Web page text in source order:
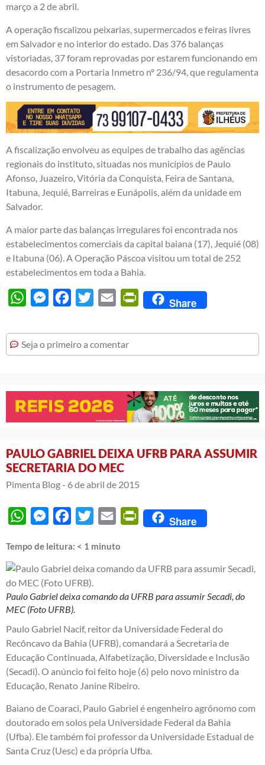
março a 2 de abril.
A operação fiscalizou peixarias, supermercados e feiras livres
em Salvador e no interior do estado. Das 376 balanças
vistoriadas, 37 foram reprovadas por estarem funcionando em
desacordo com a Portaria Inmetro nº 236/94, que regulamenta
o instrumento de pesagem.
A fiscalização envolveu as equipes de trabalho das agências
regionais do instituto, situadas nos municípios de Paulo
Afonso, Juazeiro, Vitória da Conquista, Feira de Santana,
Itabuna, Jequié, Barreiras e Eunápolis, além da unidade em
Salvador.
A maior parte das balanças irregulares foi encontrada nos
estabelecimentos comerciais da capital baiana (17), Jequié (08)
e Itabuna (06). A Operação Páscoa visitou um total de 252
estabelecimentos em toda a Bahia.
WhatsAppMessengerFacebook
Twitter Email PrintFriendly
Share
Seja o primeiro a comentar
PAULO GABRIEL DEIXA UFRB PARA ASSUMIR
SECRETARIA DO MEC
Pimenta Blog - 6 de abril de 2015
WhatsAppMessengerFacebook
Twitter Email PrintFriendly
Share
Tempo de leitura: < 1 minuto
Paulo Gabriel deixa comando da UFRB para assumir Secadi, do
MEC (Foto UFRB).
Paulo Gabriel Nacif, reitor da Universidade Federal do
Recôncavo da Bahia (UFRB), comandará a Secretaria de
Educação Continuada, Alfabetização, Diversidade e Inclusão
(Secadi). O anúncio foi feito hoje (6) pelo novo ministro da
Educação, Renato Janine Ribeiro.
Baiano de Coaraci, Paulo Gabriel é engenheiro agrônomo com
doutorado em solos pela Universidade Federal da Bahia
(Ufba). Ele também foi professor da Universidade Estadual de
Santa Cruz (Uesc) e da própria Ufba.